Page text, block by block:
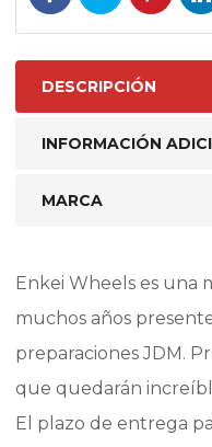
DESCRIPCIÓN
INFORMACIÓN
MARCA
Enkei Wheels es una
muchos años
preparaciones JDM.
que quedarán
El plazo de entrega